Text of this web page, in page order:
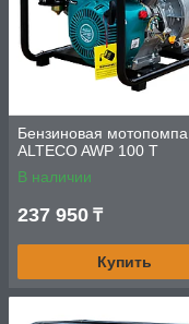
Бензиновая мотопомпа
ALTECO AWP 100 T
В наличии
237 950 ₸
Купить